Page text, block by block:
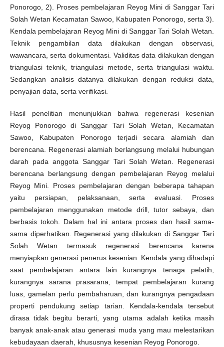
Ponorogo, 2). Proses pembelajaran Reyog Mini di Sanggar Tari
Solah Wetan Kecamatan Sawoo, Kabupaten Ponorogo, serta 3).
Kendala pembelajaran Reyog Mini di Sanggar Tari Solah Wetan.
Teknik pengambilan data dilakukan dengan observasi,
wawancara, serta dokumentasi. Validitas data dilakukan dengan
triangulasi teknik, triangulasi metode, serta triangulasi waktu.
Sedangkan analisis datanya dilakukan dengan reduksi data,
penyajian data, serta verifikasi.
Hasil penelitian menunjukkan bahwa regenerasi kesenian
Reyog Ponorogo di Sanggar Tari Solah Wetan, Kecamatan
Sawoo, Kabupaten Ponorogo terjadi secara alamiah dan
berencana. Regenerasi alamiah berlangsung melalui hubungan
darah pada anggota Sanggar Tari Solah Wetan. Regenerasi
berencana berlangsung dengan pembelajaran Reyog melalui
Reyog Mini. Proses pembelajaran dengan beberapa tahapan
yaitu persiapan, pelaksanaan, serta evaluasi. Proses
pembelajaran menggunakan metode drill, tutor sebaya, dan
berbasis tokoh. Dalam hal ini antara proses dan hasil sama-
sama diperhatikan. Regenerasi yang dilakukan di Sanggar Tari
Solah Wetan termasuk regenerasi berencana karena
menyiapkan generasi penerus kesenian. Kendala yang dihadapi
saat pembelajaran antara lain kurangnya tenaga pelatih,
kurangnya sarana prasarana, tempat pembelajaran kurang
luas, gamelan perlu pembaharuan, dan kurangnya pengadaan
properti pendukung setiap tarian. Kendala-kendala tersebut
dirasa tidak begitu berarti, yang utama adalah ketika masih
banyak anak-anak atau generasi muda yang mau melestarikan
kebudayaan daerah, khususnya kesenian Reyog Ponorogo.